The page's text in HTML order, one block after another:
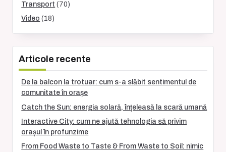
Transport (70)
Video (18)
Articole recente
De la balcon la trotuar: cum s-a slăbit sentimentul de
comunitate în orașe
Catch the Sun: energia solară, înțeleasă la scară umană
Interactive City: cum ne ajută tehnologia să privim
orașul în profunzime
From Food Waste to Taste & From Waste to Soil: nimic